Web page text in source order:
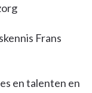
Frans
en talenten en